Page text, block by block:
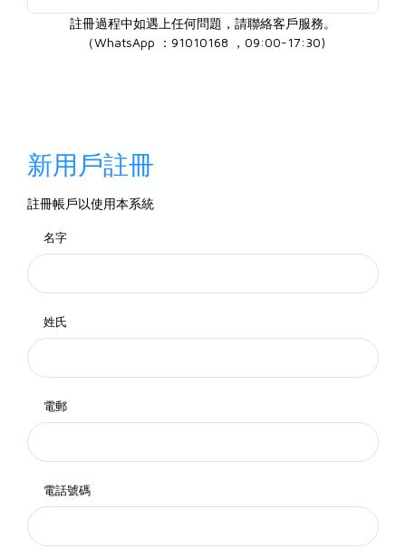
註冊過程中如遇上任何問題，請聯絡客戶服務。
（WhatsApp ：91010168 ，09:00-17:30)
新用戶註冊
註冊帳戶以使用本系統
名字
姓氏
電郵
電話號碼